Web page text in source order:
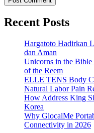
Recent Posts
Hargatoto Hadirkan
dan Aman
Unicorns in the
of the Reem
ELLE TENS Body
Natural Labor Pain
How Address King
Korea
Why GlocalMe
Connectivity in 2026